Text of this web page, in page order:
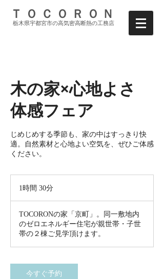
ＴＯＣＯＲＯＮ
栃木県宇都宮市の高気密高断熱の工務店
木の家×心地よさ
体感フェア
じめじめする季節も、家の中はすっきり快
適。自然素材と心地よい空気を、ぜひご体感
ください。
1時間 30分
0
分
TOCORONの家「京町」。同一敷地内
のゼロエネルギー住宅が親世帯・子世
帯の２棟ご見学頂けます。
今すぐ予約